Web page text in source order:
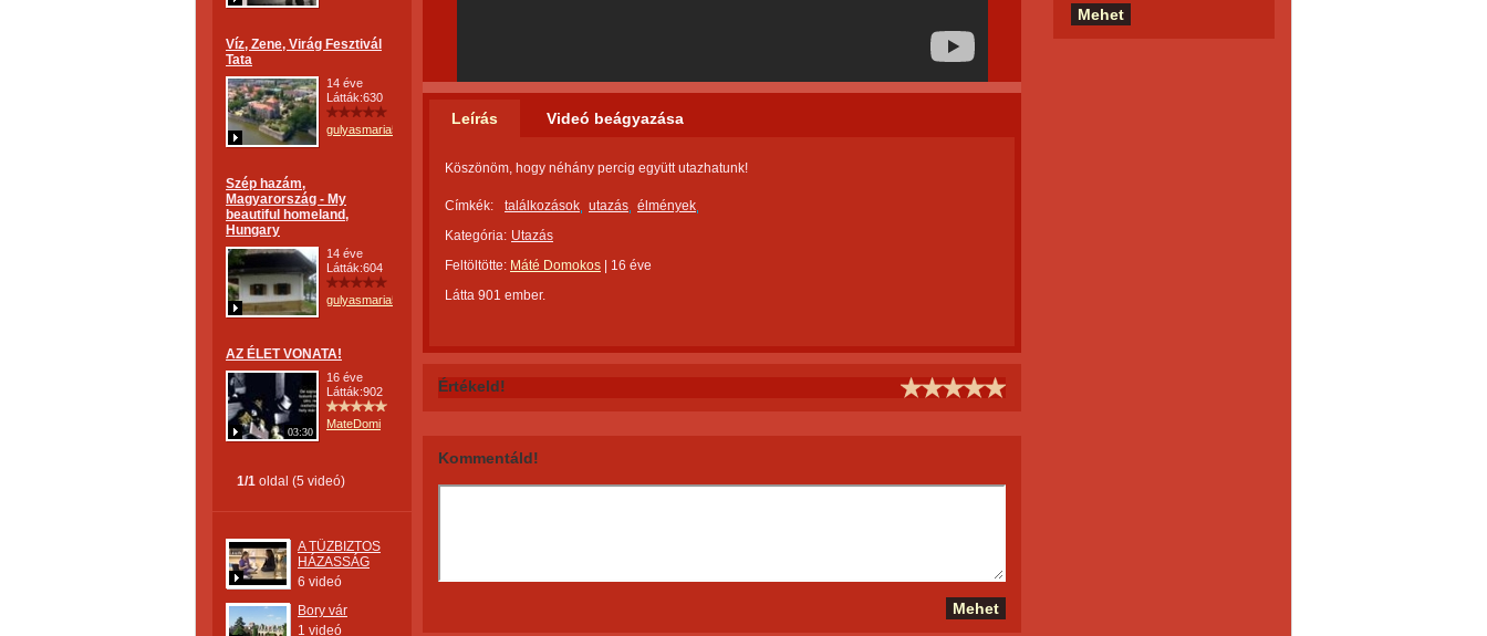
Víz, Zene, Virág Fesztivál
Tata
14 éve
Látták:630
gulyasmaria52
Szép hazám,
Magyarország - My
beautiful homeland,
Hungary
14 éve
Látták:604
gulyasmaria52
AZ ÉLET VONATA!
03:30
16 éve
Látták:902
MateDomi
1/1 oldal (5 videó)
A TŰZBIZTOS
HÁZASSÁG
6 videó
Bory vár
1 videó
Leírás Videó beágyazása
Köszönöm, hogy néhány percig együtt utazhatunk!
Címkék: találkozások utazás élmények
Kategória: Utazás
Feltöltötte: Máté Domokos
16 éve
Látta 901 ember.
Értékeld!
Kommentáld!